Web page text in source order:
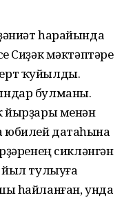
һарайында
Сиҙәк мәктәптәре
ҡуйылды.
булманы.
йырҙары менән
датаһына
сикләнгән
йыл тулыуға
һайланған, унда